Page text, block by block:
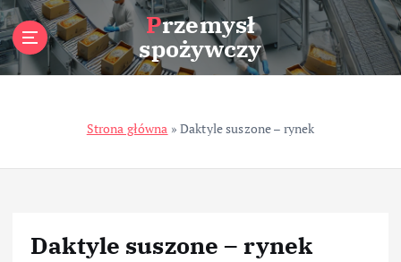
S
k
i
p
n
Przemysł
spożywczy
Strona główna »Daktyle suszone – rynek
Daktyle suszone – rynek